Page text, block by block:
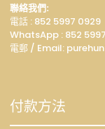
聯絡我們:
電話 : 852 5997 0929
WhatsApp : 852
電郵 / Email: p
付款方法